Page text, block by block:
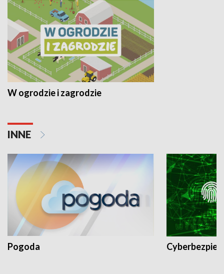
W ogrodzie i zagrodzie
INNE
Pogoda